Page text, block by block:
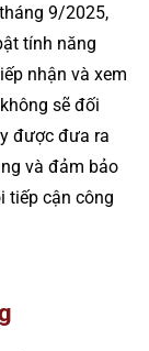
9/2025,
tính năng
nhận và xem
sẽ đối
được đưa ra
và đảm bảo
tiếp cận công